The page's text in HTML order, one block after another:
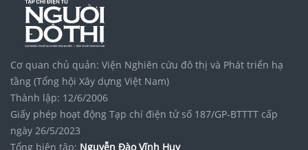
Thiết kếAK Towercó gì khác biệt?
Cơ quan chủ quản: Viện Nghiên cứu đô thị và Phát triển hạ
tầng (Tổng hội Xây dựng Việt Nam)
Thành lập: 12/6/2006
Giấy phép hoạt động Tạp chí điện tử số 187/GP-BTTTT cấp
ngày 26/5/2023
Tổng biên tập: Nguyễn Đào Vĩnh Huy